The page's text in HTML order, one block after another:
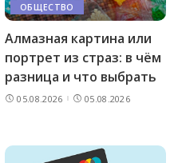
ОБЩЕСТВО
Алмазная картина или
портрет из страз: в чём
разница и что выбрать
05.08.2026 05.08.2026